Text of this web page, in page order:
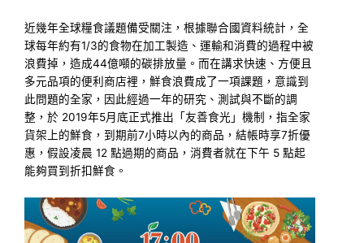
近幾年全球糧食議題備受關注，根據聯合國資料統計，全
球每年約有1/3的食物在加工製造、運輸和消費的過程中被
浪費掉，造成44億噸的碳排放量。而在講求快速、方便且
多元品項的便利商店裡，鮮食浪費成了一項課題，意識到
此問題的全家，因此經過一年的研究、測試與不斷的調
整，於 2019年5月底正式推出「友善食光」機制，指全家
貨架上的鮮食，到期前7小時以內的商品，結帳時享7折優
惠，假設凌晨 12 點過期的商品，消費者就在下午 5 點起
能夠買到折扣鮮食。